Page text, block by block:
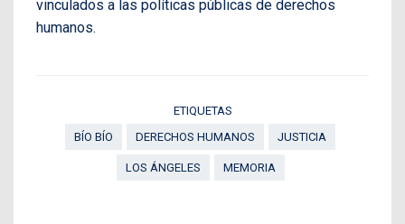
vinculados a las políticas públicas de derechos
humanos.
ETIQUETAS
BÍO BÍO
DERECHOS HUMANOS JUSTICIA
LOS ÁNGELES MEMORIA